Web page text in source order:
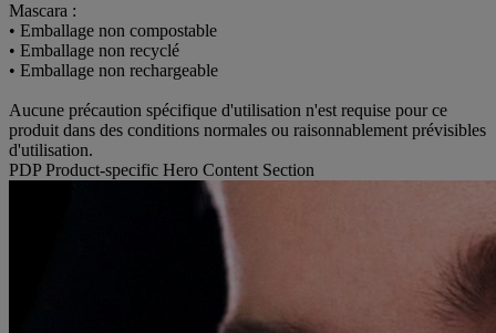
Mascara :
• Emballage non compostable
• Emballage non recyclé
• Emballage non rechargeable
Aucune précaution spécifique d'utilisation n'est requise pour ce
produit dans des conditions normales ou raisonnablement prévisibles
d'utilisation.
PDP Product-specific Hero Content Section